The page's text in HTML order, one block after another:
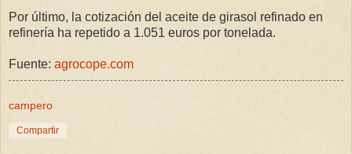
Por último, la cotización del aceite de girasol refinado en
refinería ha repetido a 1.051 euros por tonelada.
Fuente: agrocope.com
campero
Compartir